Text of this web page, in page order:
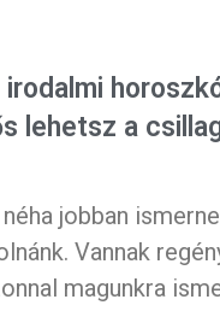
irodalmi
lehetsz a
jobban
Vannak
magunkra